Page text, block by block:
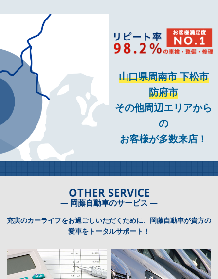
山口県周南市 下松市
防府市
その他周辺エリアから
の
お客様が多数来店！
OTHER SERVICE
― 岡藤自動車のサービス ―
充実のカーライフをお過ごしいただくために、岡藤自動車が貴方の
愛車をトータルサポート！